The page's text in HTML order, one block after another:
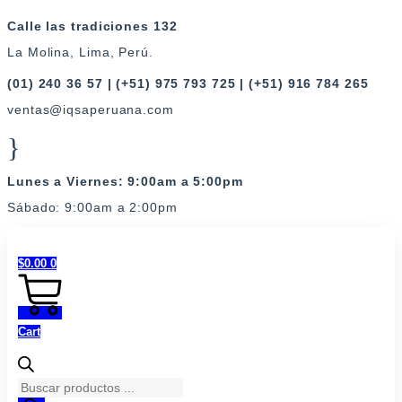
al
contenido
Calle las tradiciones 132
La Molina, Lima, Perú.
(01) 240 36 57 | (+51) 975 793 725 | (+51) 916 784 265
ventas@iqsaperuana.com
Lunes a Viernes: 9:00am a 5:00pm
Sábado: 9:00am a 2:00pm
$0.00 0
Cart
Búsqueda